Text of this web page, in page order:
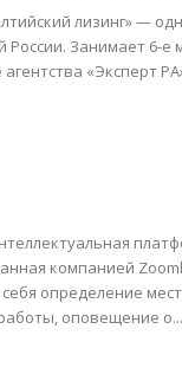
лизинг» —
России. Занимает 6-е
«Эксперт
компанией
определение
оповещение о...